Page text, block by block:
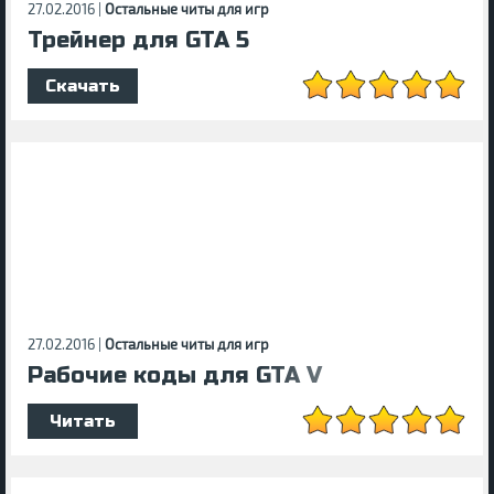
27.02.2016 | Остальные читы для игр
Трейнер для GTA 5
Скачать
27.02.2016 | Остальные читы для игр
Рабочие коды для GTA V
Читать